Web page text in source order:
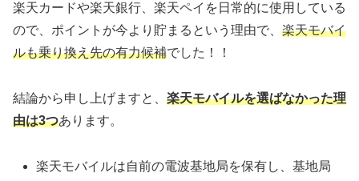
楽天カードや楽天銀行、楽天ペイを日常的に使用している
ので、ポイントが今より貯まるという理由で、 楽天モバイ
ルも乗り換え先の有力候補でした！！
結論から申し上げますと、 楽天モバイルを選ばなかった理
由は3つあります。
楽天モバイルは自前の電波基地局を保有し、基地局